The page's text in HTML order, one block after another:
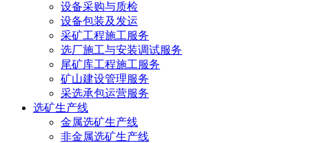
设备采购与质检
设备包装及发运
采矿工程施工服务
选厂施工与安装调试服务
尾矿库工程施工服务
矿山建设管理服务
采选承包运营服务
选矿生产线
金属选矿生产线
非金属选矿生产线